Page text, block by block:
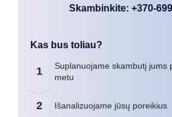
Skambinkite: +370-
Kas bus toliau?
1
Suplanuojame skambutį jums
metu
2 Išanalizuojame jūsų poreikius